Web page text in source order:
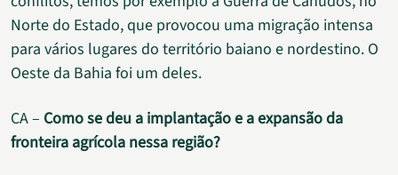
Norte do Estado, que provocou uma migração intensa
para vários lugares do território baiano e nordestino. O
Oeste da Bahia foi um deles.
CA – Como se deu a implantação e a expansão da
fronteira agrícola nessa região?